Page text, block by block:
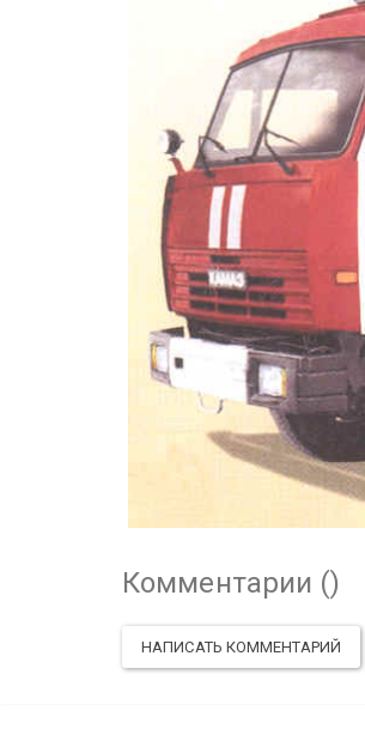
Комментарии ()
НАПИСАТЬ КОММЕНТАРИЙ